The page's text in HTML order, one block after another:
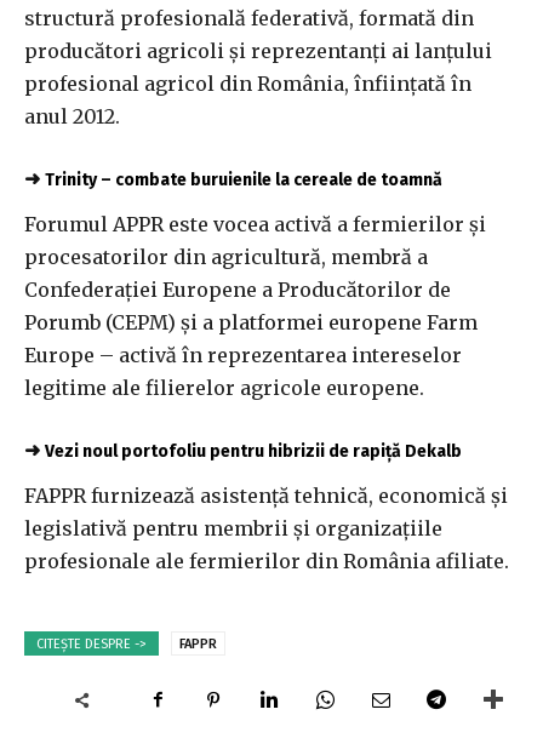
structură profesională federativă, formată din
producători agricoli şi reprezentanţi ai lanţului
profesional agricol din România, înfiinţată în
anul 2012.
➜ Trinity – combate buruienile la cereale de toamnă
Forumul APPR este vocea activă a fermierilor şi
procesatorilor din agricultură, membră a
Confederaţiei Europene a Producătorilor de
Porumb (CEPM) şi a platformei europene Farm
Europe – activă în reprezentarea intereselor
legitime ale filierelor agricole europene.
➜ Vezi noul portofoliu pentru hibrizii de rapiță Dekalb
FAPPR furnizează asistenţă tehnică, economică şi
legislativă pentru membrii şi organizaţiile
profesionale ale fermierilor din România afiliate.
CITEȘTE DESPRE -> FAPPR